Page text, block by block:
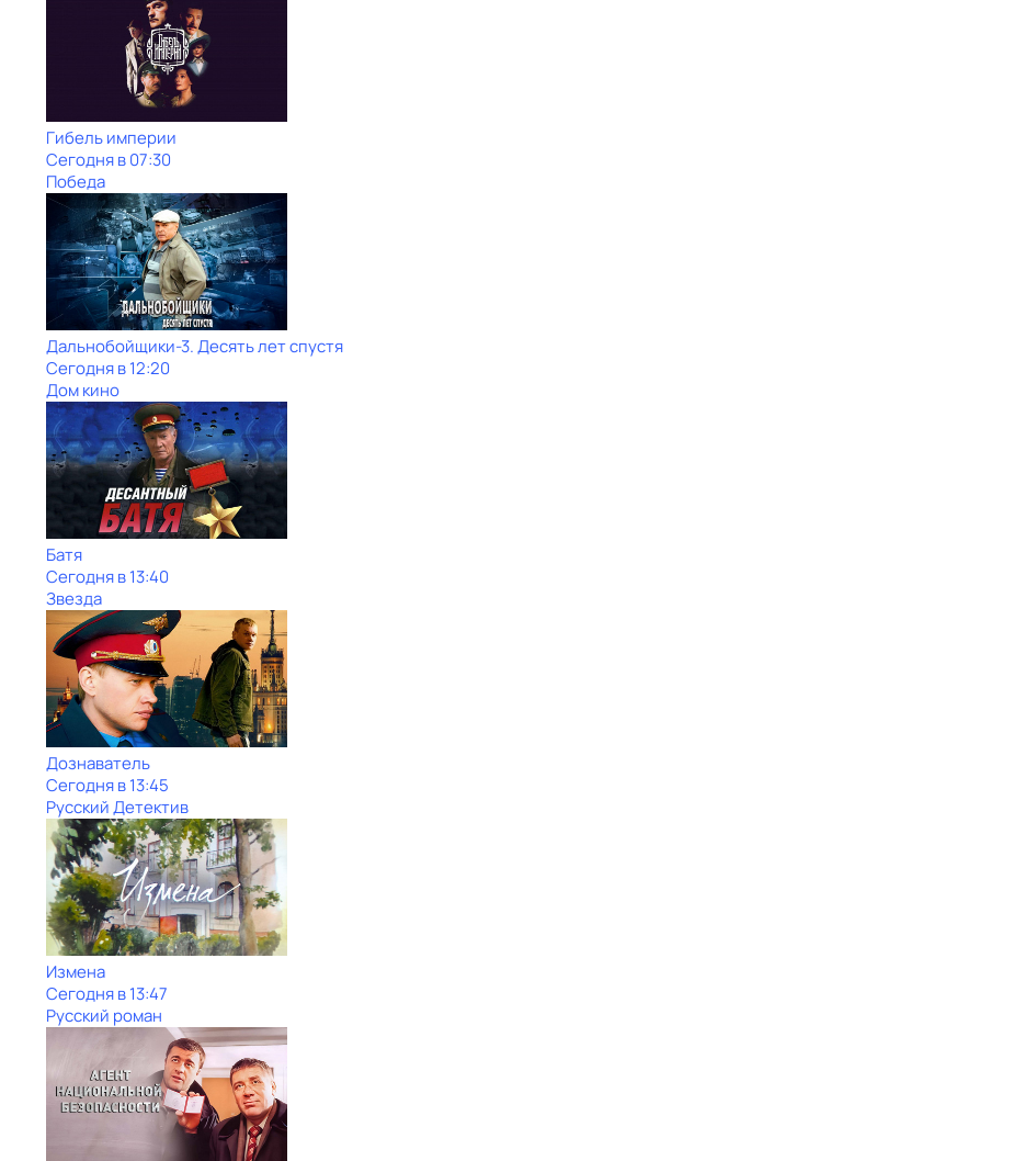
Гибель империи
Сегодня в 07:30
Победа
Дальнобойщики-3. Десять лет спустя
Сегодня в 12:20
Дом кино
Батя
Сегодня в 13:40
Звезда
Дознаватель
Сегодня в 13:45
Русский Детектив
Измена
Сегодня в 13:47
Русский роман